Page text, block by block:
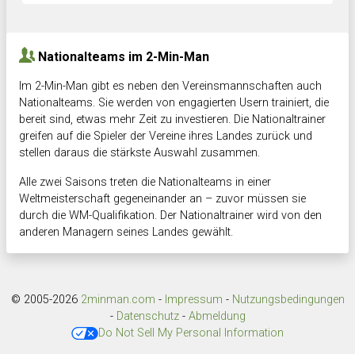
Nationalteams im 2-Min-Man
Im 2-Min-Man gibt es neben den Vereinsmannschaften auch
Nationalteams. Sie werden von engagierten Usern trainiert, die
bereit sind, etwas mehr Zeit zu investieren. Die Nationaltrainer
greifen auf die Spieler der Vereine ihres Landes zurück und
stellen daraus die stärkste Auswahl zusammen.
Alle zwei Saisons treten die Nationalteams in einer
Weltmeisterschaft gegeneinander an – zuvor müssen sie
durch die WM-Qualifikation. Der Nationaltrainer wird von den
anderen Managern seines Landes gewählt.
© 2005-2026 2minman.com - Impressum - Nutzungsbedingungen
- Datenschutz- Abmeldung
Do Not Sell My Personal Information